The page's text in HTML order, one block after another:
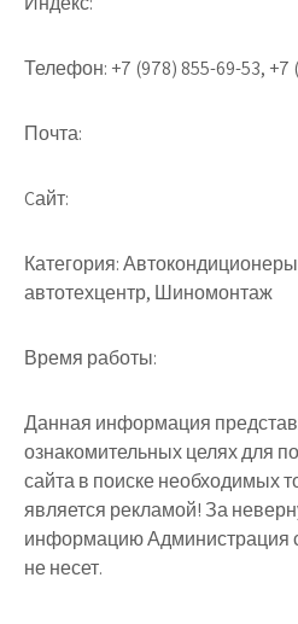
Телефон: +7 (978) 855-69-53, +7
Почта:
Cайт:
Категория:
автотехцентр, Шиномонтаж
Время работы:
Данная информация
ознакомительных целях для
сайта в поиске необходимых
является рекламой! За
информацию Администрация
не несет.